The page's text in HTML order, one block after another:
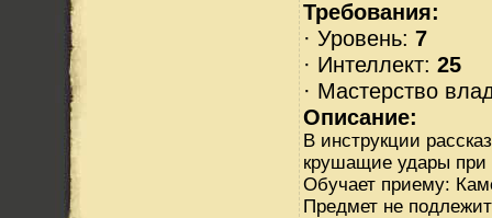
Требования:
· Уровень: 7
· Интеллект: 25
· Мастерство
Описание:
В инструкции
крушащие удары
Обучает приему:
Предмет не